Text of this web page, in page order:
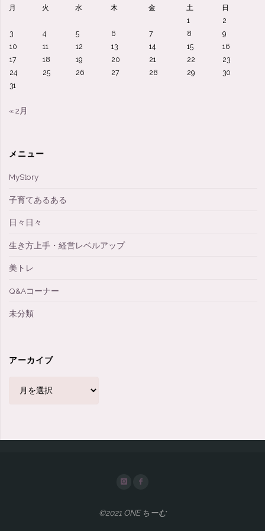
月
火 水 木 金 土
日
1
2
3
4 5 6 7 8
9
10
11 12 13 14 15
16
17
18 19 20 21 22
23
24
25 26 27 28 29
30
31
« 2月
メニュー
MyStory
子育てあるある
日々日々
生き方上手・経営レベルアップ
美トレ
Q&Aコーナー
未分類
アーカイブ
ブ
©2021 ONE ちーむ